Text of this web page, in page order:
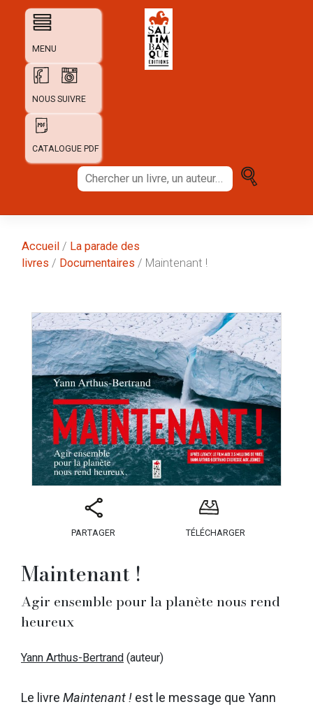
MENU
NOUS SUIVRE
CATALOGUE PDF
Chercher
un
auteur...
Accueil / La parade des
livres / Documentaires / Maintenant !
PARTAGER TÉLÉCHARGER
Maintenant !
Agir ensemble pour la planète nous rend
heureux
Yann Arthus-Bertrand (auteur)
Le livre Maintenant ! est le message que Yann